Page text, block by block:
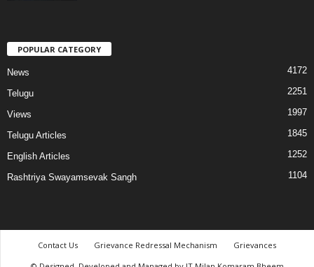
POPULAR CATEGORY
News 4172
Telugu 2251
Views 1997
Telugu Articles 1845
English Articles 1252
Rashtriya Swayamsevak Sangh 1104
Contact Us Grievance Redressal Mechanism
Grievances